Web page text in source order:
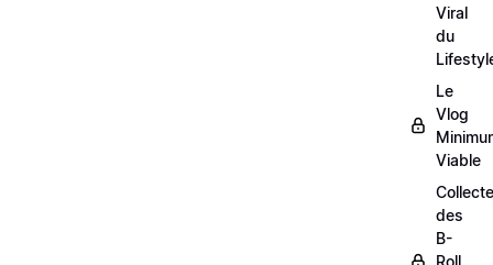
Viral
du
Le
Vlog
Viable
des
B-
Roll